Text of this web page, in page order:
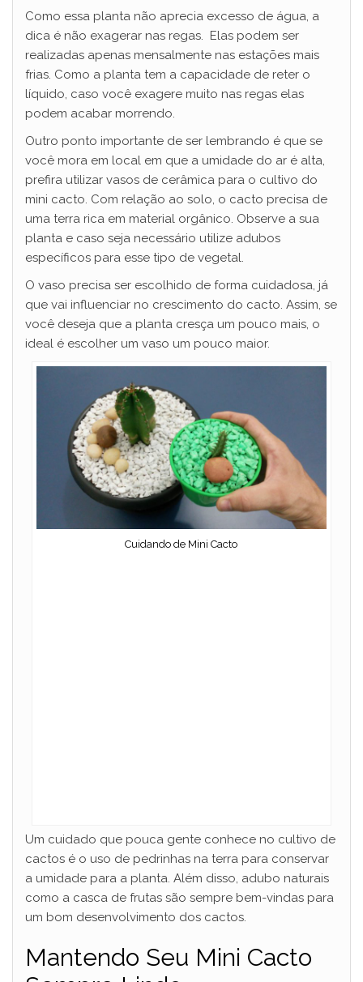
Como essa planta não aprecia excesso de água, a
dica é não exagerar nas regas. Elas podem ser
realizadas apenas mensalmente nas estações mais
frias. Como a planta tem a capacidade de reter o
líquido, caso você exagere muito nas regas elas
podem acabar morrendo.
Outro ponto importante de ser lembrando é que se
você mora em local em que a umidade do ar é alta,
prefira utilizar vasos de cerâmica para o cultivo do
mini cacto. Com relação ao solo, o cacto precisa de
uma terra rica em material orgânico. Observe a sua
planta e caso seja necessário utilize adubos
específicos para esse tipo de vegetal.
O vaso precisa ser escolhido de forma cuidadosa, já
que vai influenciar no crescimento do cacto. Assim, se
você deseja que a planta cresça um pouco mais, o
ideal é escolher um vaso um pouco maior.
Cuidando de Mini Cacto
Um cuidado que pouca gente conhece no cultivo de
cactos é o uso de pedrinhas na terra para conservar
a umidade para a planta. Além disso, adubo naturais
como a casca de frutas são sempre bem-vindas para
um bom desenvolvimento dos cactos.
Mantendo Seu Mini Cacto